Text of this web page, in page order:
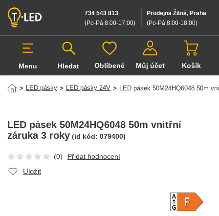
Prodejna Žitná, Praha
(Po-Pá 8:00-18:00)
734 543 813
(Po-Pá 8:00-17:00)
Menu Hledat
Hledat v produktech
Oblíbené Můj účet Košík
> LED pásky > LED pásky 24V > LED pásek 50M24HQ6048 50m
LED pásek 50M24HQ6048 50m vnitřní
záruka 3 roky (id kód: 079400)
(0) Přidat hodnocení
Uložit